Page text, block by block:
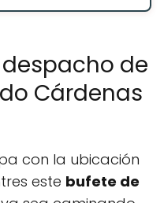
de
Cárdenas
con la ubicación
este bufete de